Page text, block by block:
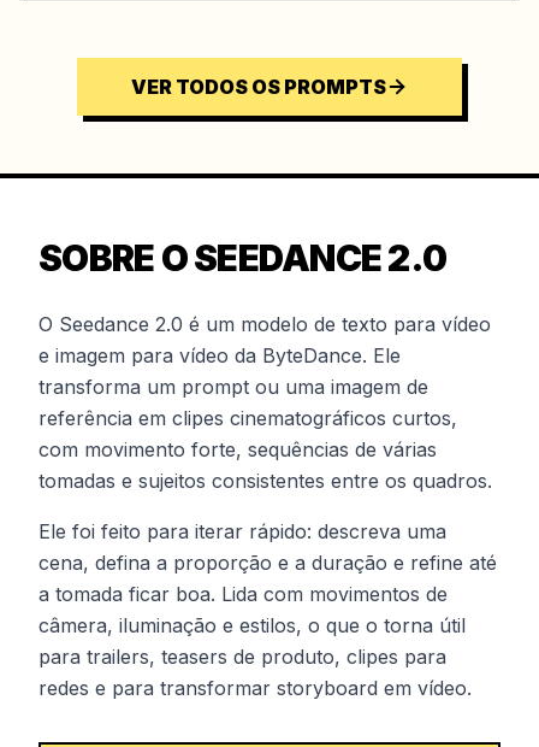
VER TODOS OS PROMPTS
SOBRE O SEEDANCE 2.0
O Seedance 2.0 é um modelo de texto para vídeo
e imagem para vídeo da ByteDance. Ele
transforma um prompt ou uma imagem de
referência em clipes cinematográficos curtos,
com movimento forte, sequências de várias
tomadas e sujeitos consistentes entre os quadros.
Ele foi feito para iterar rápido: descreva uma
cena, defina a proporção e a duração e refine até
a tomada ficar boa. Lida com movimentos de
câmera, iluminação e estilos, o que o torna útil
para trailers, teasers de produto, clipes para
redes e para transformar storyboard em vídeo.